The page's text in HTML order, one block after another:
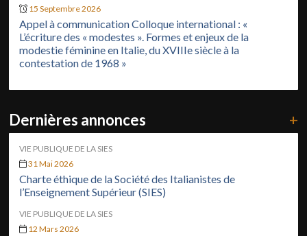
15 Septembre 2026
Appel à communication Colloque international : «
L’écriture des « modestes ». Formes et enjeux de la
modestie féminine en Italie, du XVIIIe siècle à la
contestation de 1968 »
Dernières annonces +
VIE PUBLIQUE DE LA SIES
31 Mai 2026
Charte éthique de la Société des Italianistes de
l’Enseignement Supérieur (SIES)
VIE PUBLIQUE DE LA SIES
12 Mars 2026